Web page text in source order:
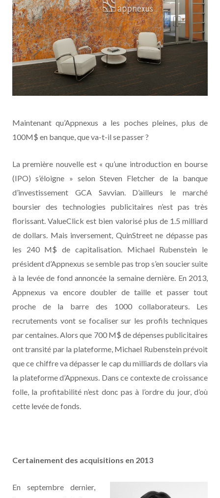
Maintenant qu’Appnexus a les poches pleines, plus de
100M$ en banque, que va-t-il se passer ?
La première nouvelle est « qu’une introduction en bourse
(IPO) s’éloigne » selon Steven Fletcher de la banque
d’investissement GCA Savvian. D’ailleurs le marché
boursier des technologies publicitaires n’est pas très
florissant. ValueClick est bien valorisé plus de 1.5 milliard
de dollars. Mais inversement, QuinStreet ne dépasse pas
les 240 M$ de capitalisation. Michael Rubenstein le
président d’Appnexus se semble pas trop s’en soucier suite
à la levée de fond annoncée la semaine dernière. En 2013,
Appnexus va encore doubler de taille et passer tout
proche de la barre des 1000 collaborateurs. Les
recrutements vont se focaliser sur les profils techniques
par centaines. Alors que 700 M$ de dépenses publicitaires
ont transité par la plateforme, Michael Rubenstein prévoit
que ce chiffre va dépasser le cap du milliards de dollars via
la plateforme d’Appnexus. Dans ce contexte de croissance
folle, la profitabilité n’est donc pas à l’ordre du jour, d’où
cette levée de fonds.
Certainement des acquisitions en 2013
En septembre dernier,